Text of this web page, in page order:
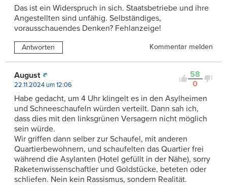
Das ist ein Widerspruch in sich. Staatsbetriebe und ihre
Angestellten sind unfähig. Selbständiges,
vorausschauendes Denken? Fehlanzeige!
Antworten Kommentar melden
58
0
August
22.11.2024 um 12:06
Habe gedacht, um 4 Uhr klingelt es in den Asylheimen
und Schneeschaufeln würden verteilt. Dann sah ich,
dass dies mit den linksgrünen Versagern nicht möglich
sein würde.
Wir griffen dann selber zur Schaufel, mit anderen
Quartierbewohnern, und schaufelten das Quartier frei
während die Asylanten (Hotel gefüllt in der Nähe), sorry
Raketenwissenschaftler und Goldstücke, beteten oder
schliefen. Nein kein Rassismus, sondern Realität.